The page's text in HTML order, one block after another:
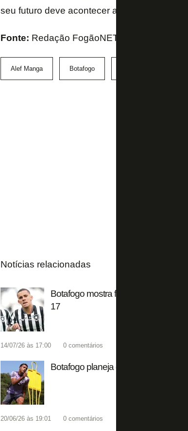
seu futuro deve acontecer após o fim da
Fonte: Redação FogãoNET e Coluna do
Alef Manga Botafogo
Notícias relacionadas
Botafogo mostra força e goleia
17
14/07/26 às 17:00 0 comentários
Botafogo planeja dar mais
20/06/26 às 19:01 0 comentários